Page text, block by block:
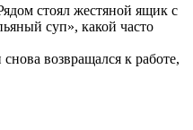
стоял жестяной ящик с
суп», какой часто
возвращался к работе,